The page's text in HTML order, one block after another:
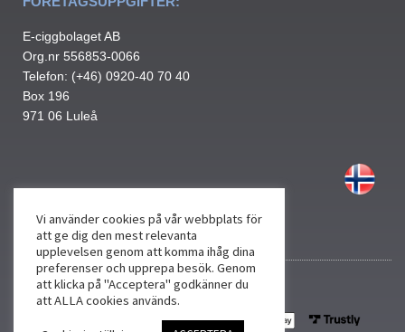
E-ciggbolaget AB
Org.nr 556853-0066
Telefon: (+46) 0920-40 70 40
Box 196
971 06 Luleå
Vi använder cookies på vår webbplats för
att ge dig den mest relevanta
upplevelsen genom att komma ihåg dina
preferenser och upprepa besök. Genom
att klicka på "Acceptera" godkänner du
att ALLA cookies används.